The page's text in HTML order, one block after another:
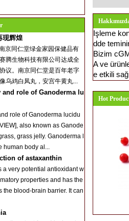
现辉煌
京同仁堂绿金家园保健品有
腾生物科技有限公司达成全
议。南京同仁堂是百年老字
乌鸡白凤丸，安宫牛黄丸...
and role of Ganoderma lu
role of Ganoderma lucidu
also known as Ganode
grass jelly. Ganoderma l
human body al...
of astaxanthin
a very potential antioxidant w
properties and has the
the blood-brain barrier. It can
Işleme
dde
Bizim
A ve
e etkili
Hot